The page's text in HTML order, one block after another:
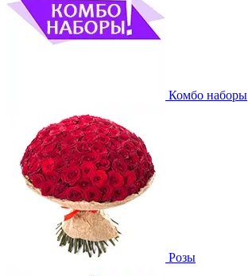
Комбо наборы
Розы